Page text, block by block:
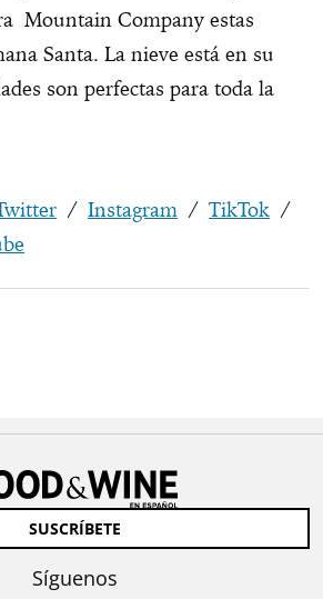
Mountain Company estas
Santa. La nieve está en su
son perfectas para toda la
/ Instagram / TikTok /
SUSCRÍBETE
Síguenos